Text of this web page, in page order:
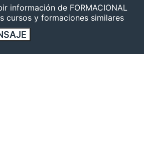
información de FORMACIONAL
cursos y formaciones similares